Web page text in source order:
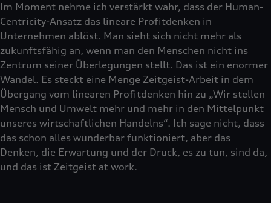
Im Moment nehme ich verstärkt wahr, dass der Human-
Centricity-Ansatz das lineare Profitdenken in
Unternehmen ablöst. Man sieht sich nicht mehr als
zukunftsfähig an, wenn man den Menschen nicht ins
Zentrum seiner Überlegungen stellt. Das ist ein enormer
Wandel. Es steckt eine Menge Zeitgeist-Arbeit in dem
Übergang vom linearen Profitdenken hin zu „Wir stellen
Mensch und Umwelt mehr und mehr in den Mittelpunkt
unseres wirtschaftlichen Handelns“. Ich sage nicht, dass
das schon alles wunderbar funktioniert, aber das
Denken, die Erwartung und der Druck, es zu tun, sind da,
und das ist Zeitgeist at work.